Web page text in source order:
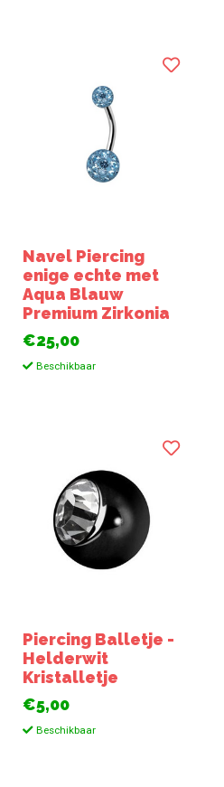
Navel Piercing
enige echte met
Aqua Blauw
Premium Zirkonia
€25,00
Beschikbaar
Piercing Balletje -
Helderwit
Kristalletje
€5,00
Beschikbaar